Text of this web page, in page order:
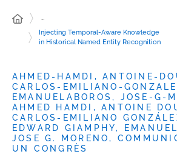
…
Injecting Temporal-Aware Knowledge
in Historical Named Entity Recognition
AHMED-HAMDI, ANTOINE-
CARLOS-EMILIANO-
EMANUELABOROS, JOSE-G-
AHMED HAMDI, ANTOINE
CARLOS-EMILIANO
EDWARD GIAMPHY,
JOSE G. MORENO,
UN CONGRÈS